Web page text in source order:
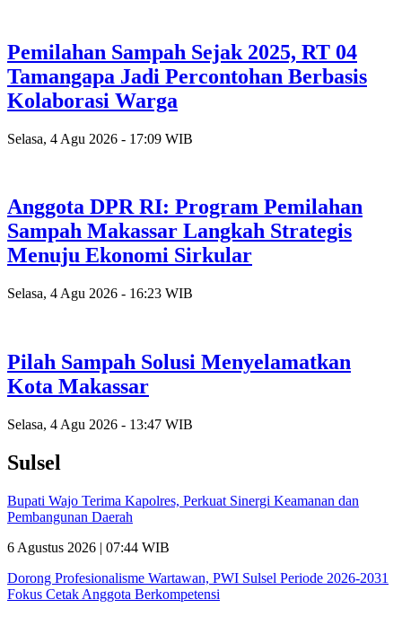
Pemilahan Sampah Sejak 2025, RT 04
Tamangapa Jadi Percontohan Berbasis
Kolaborasi Warga
Selasa, 4 Agu 2026 - 17:09 WIB
Anggota DPR RI: Program Pemilahan
Sampah Makassar Langkah Strategis
Menuju Ekonomi Sirkular
Selasa, 4 Agu 2026 - 16:23 WIB
Pilah Sampah Solusi Menyelamatkan
Kota Makassar
Selasa, 4 Agu 2026 - 13:47 WIB
Sulsel
Bupati Wajo Terima Kapolres, Perkuat Sinergi Keamanan dan
Pembangunan Daerah
6 Agustus 2026 | 07:44 WIB
Dorong Profesionalisme Wartawan, PWI Sulsel Periode 2026-2031
Fokus Cetak Anggota Berkompetensi